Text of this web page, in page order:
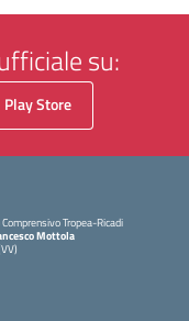
su:
Play Store
Tropea-Ricadi
Mottola
la pagina iniziale della scuola